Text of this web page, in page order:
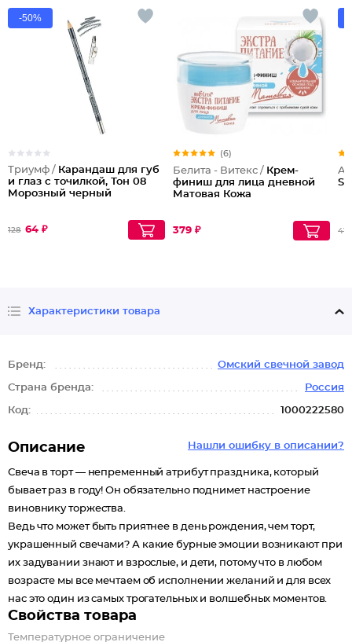
-50%
Триумф / Карандаш для губ
и глаз с точилкой, Тон 08
Морозный черный
128 64 ₽
(6)
Белита - Витекс / Крем-
финиш для лица дневной
Матовая Кожа
379 ₽ 415
Характеристики товара
Бренд: Омский свечной завод
Страна бренда: Россия
Код: 1000222580
Нашли ошибку в описании?
Описание
Свеча в торт — непременный атрибут праздника, который
бывает раз в году! Он обязательно поднимет настроение
виновнику торжества.
Ведь что может быть приятнее в день рождения, чем торт,
украшенный свечами? А какие бурные эмоции возникают при
их задувании знают и взрослые, и дети, потому что в любом
возрасте мы все мечтаем об исполнении желаний и для всех
нас это один из самых трогательных и волшебных моментов.
Свойства товара
Температурное ограничение